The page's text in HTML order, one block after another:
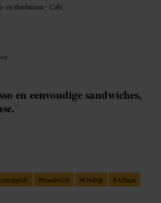
en theehuizen •Café
en eenvoudige sandwiches,
”
Lunchplek #Sandwich #Ontbijt #Afhaal